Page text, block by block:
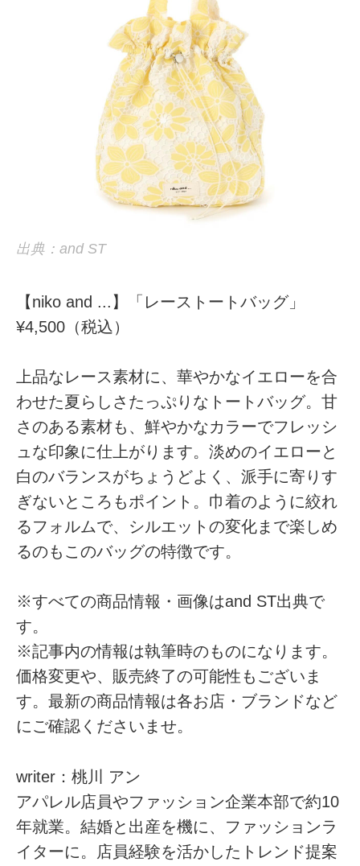
出典：and ST
【niko and ...】「レーストートバッグ」
¥4,500（税込）
上品なレース素材に、華やかなイエローを合
わせた夏らしさたっぷりなトートバッグ。甘
さのある素材も、鮮やかなカラーでフレッシ
ュな印象に仕上がります。淡めのイエローと
白のバランスがちょうどよく、派手に寄りす
ぎないところもポイント。巾着のように絞れ
るフォルムで、シルエットの変化まで楽しめ
るのもこのバッグの特徴です。
※すべての商品情報・画像はand ST出典で
す。
※記事内の情報は執筆時のものになります。
価格変更や、販売終了の可能性もございま
す。最新の商品情報は各お店・ブランドなど
にご確認くださいませ。
writer：桃川 アン
アパレル店員やファッション企業本部で約10
年就業。結婚と出産を機に、ファッションラ
イターに。店員経験を活かしたトレンド提案